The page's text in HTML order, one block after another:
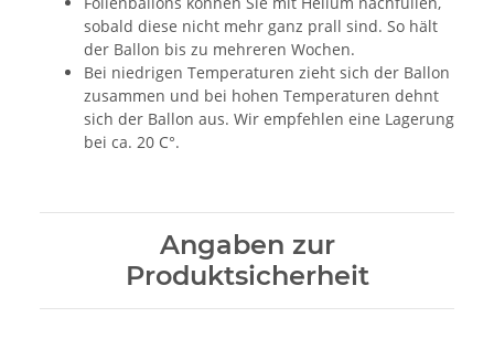
sobald diese nicht mehr ganz prall sind. So hält
der Ballon bis zu mehreren Wochen.
Bei niedrigen Temperaturen zieht sich der Ballon
zusammen und bei hohen Temperaturen dehnt
sich der Ballon aus. Wir empfehlen eine Lagerung
bei ca. 20 C°.
Angaben zur
Produktsicherheit